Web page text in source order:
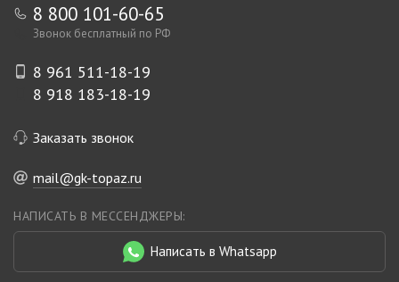
8 800 101-60-65
Звонок бесплатный по РФ
8 961 511-18-19
8 918 183-18-19
Заказать звонок
mail@gk-topaz.ru
НАПИСАТЬ В МЕССЕНДЖЕРЫ:
Написать в Whatsapp